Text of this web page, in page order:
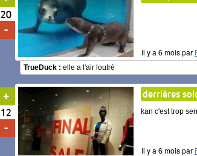
Il y a 6 mois par
20
TrueDuck : elle a l'air loutré
derrières
kan c'est trop
Il y a 6 mois par
12